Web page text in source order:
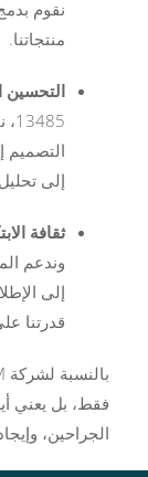
نقوم
منتجاتنا.
التحسين
التصميم
إلى
ثقافة
وندعم
إلى
قدرتنا
فقط، بل يعني
الجراحين،